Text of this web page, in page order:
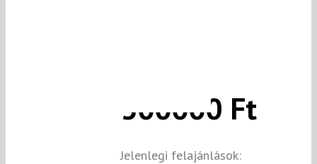
300000 Ft
Jelenlegi felajánlások: